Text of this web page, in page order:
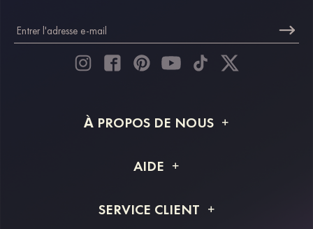
À PROPOS DE NOUS
Livraison
AIDE
Retour et remboursement
SERVICE CLIENT